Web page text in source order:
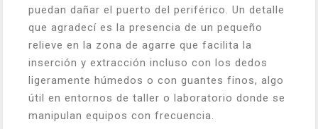
puedan dañar el puerto del periférico. Un detalle
que agradecí es la presencia de un pequeño
relieve en la zona de agarre que facilita la
inserción y extracción incluso con los dedos
ligeramente húmedos o con guantes finos, algo
útil en entornos de taller o laboratorio donde se
manipulan equipos con frecuencia.